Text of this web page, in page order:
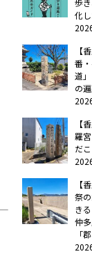
歩
化
【
番
道
の
【
羅
だ
【
祭
き
仲
「